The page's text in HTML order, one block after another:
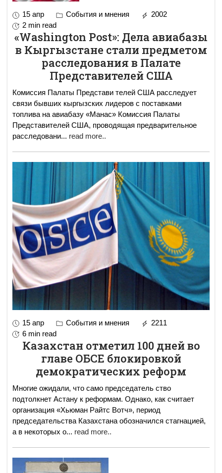
15 апр События и мнения
2002
2 min read
«Washington Post»: Дела авиабазы
в Кыргызстане стали предметом
расследования в Палате
Представителей США
Комиссия Палаты Представи телей США расследует
связи бывших кыргызских лидеров с поставками
топлива на авиабазу «Манас» Комиссия Палаты
Представителей США, проводящая предварительное
расследовани... read more..
15 апр События и мнения
2211
6 min read
Казахстан отметил 100 дней во
главе ОБСЕ блокировкой
демократических реформ
Многие ожидали, что само председатель ство
подтолкнет Астану к реформам. Однако, как считает
организация «Хьюман Райтс Вотч», период
председательства Казахстана обозначился стагнацией,
а в некоторых о... read more..